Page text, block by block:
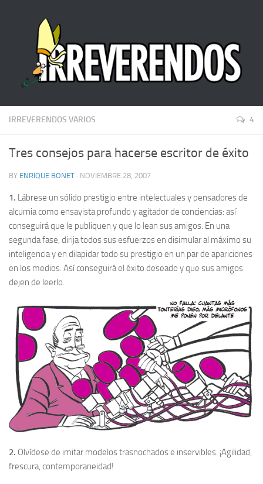
IRREVERENDOS VARIOS 4
Tres consejos para hacerse escritor de éxito
BY ENRIQUE BONET · NOVIEMBRE 28, 2007
1. Lábrese un sólido prestigio entre intelectuales y pensadores de
alcurnia como ensayista profundo y agitador de conciencias: así
conseguirá que le publiquen y que lo lean sus amigos. En una
segunda fase, dirija todos sus esfuerzos en disimular al máximo su
inteligencia y en dilapidar todo su prestigio en un par de apariciones
en los medios. Así conseguirá el éxito deseado y que sus amigos
dejen de leerlo.
2. Olvídese de imitar modelos trasnochados e inservibles. ¡Agilidad,
frescura, contemporaneidad!